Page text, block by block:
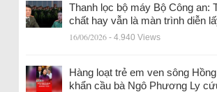
Thanh lọc bộ máy Bộ Công an:
chất hay vẫn là màn trình diễn
16/06/2026 - 4.940 Views
Hàng loạt trẻ em ven sông
khẩn cầu bà Ngô Phương Ly